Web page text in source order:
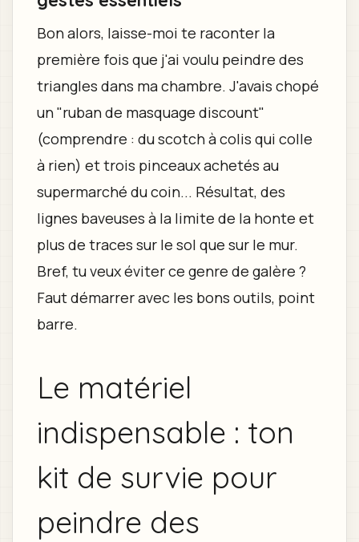
Bon alors, laisse-moi te raconter la
première fois que j'ai voulu peindre des
triangles dans ma chambre. J'avais chopé
un "ruban de masquage discount"
(comprendre : du scotch à colis qui colle
à rien) et trois pinceaux achetés au
supermarché du coin... Résultat, des
lignes baveuses à la limite de la honte et
plus de traces sur le sol que sur le mur.
Bref, tu veux éviter ce genre de galère ?
Faut démarrer avec les bons outils, point
barre.
Le matériel
indispensable : ton
kit de survie pour
peindre des